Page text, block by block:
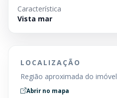
Característica
Vista mar
LOCALIZAÇÃO
Região aproximada do imóvel
Abrir no mapa